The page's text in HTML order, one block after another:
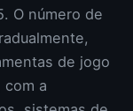
O número de
de jogo
a